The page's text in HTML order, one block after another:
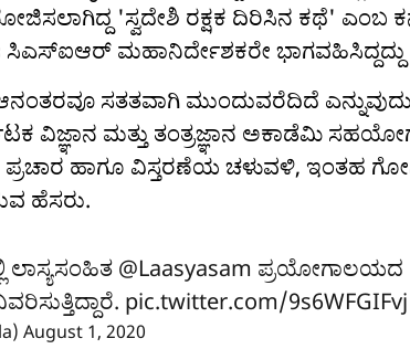
'ಸ್ವದೇಶಿ ರಕ್ಷಕ ದಿರಿಸಿನ ಕಥೆ' ಎಂಬ
ಸಿಎಸ್‌ಐಆರ್ ಮಹಾನಿರ್ದೇಶಕರೇ
ಸತತವಾಗಿ ಮುಂದುವರೆದಿದೆ
ವಿಜ್ಞಾನ ಮತ್ತು ತಂತ್ರಜ್ಞಾನ ಅಕಾಡೆಮಿ
ಹಾಗೂ ವಿಸ್ತರಣೆಯ ಚಳುವಳಿ, ಇಂತಹ
ಹೆಸರು.
ಲಾಸ್ಯಸಂಹಿತ @Laasyasam ಪ್ರಯೋಗಾಲಯದ
pic.twitter.com/9s6WFGIFvj
August 1, 2020